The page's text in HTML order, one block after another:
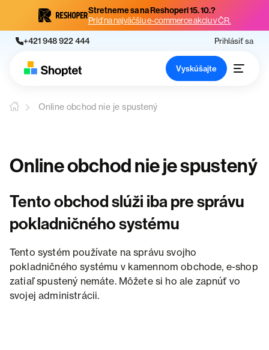
Stretneme sa na Reshoperi 15. 10.?
Príď na najväčšiu e-commerce akciu v ČR.
+421 948 922 444 Prihlásiť sa
Vyskúšajte
Online obchod nie je spustený
Online obchod nie je spustený
Tento obchod slúži iba pre správu
pokladničného systému
Tento systém používate na správu svojho
pokladničného systému v kamennom obchode, e-shop
zatiaľ spustený nemáte. Môžete si ho ale zapnúť vo
svojej administrácii.